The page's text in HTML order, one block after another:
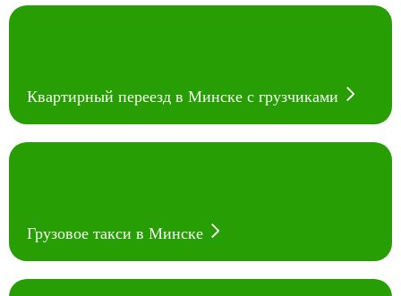
Квартирный переезд в Минске с грузчиками
Грузовое такси в Минске